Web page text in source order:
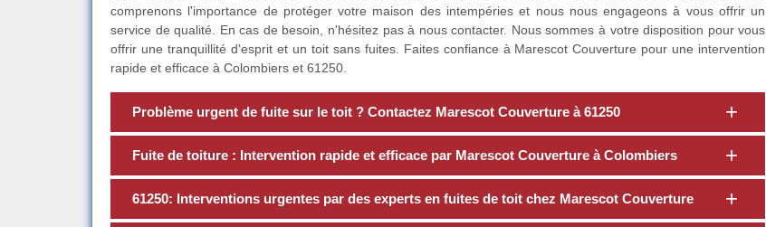
comprenons l'importance de protéger votre maison des intempéries et nous nous engageons à vous offrir un
service de qualité. En cas de besoin, n'hésitez pas à nous contacter. Nous sommes à votre disposition pour vous
offrir une tranquillité d'esprit et un toit sans fuites. Faites confiance à Marescot Couverture pour une intervention
rapide et efficace à Colombiers et 61250.
Problème urgent de fuite sur le toit ? Contactez Marescot Couverture à 61250
Fuite de toiture : Intervention rapide et efficace par Marescot Couverture à Colombiers
61250: Interventions urgentes par des experts en fuites de toit chez Marescot Couverture